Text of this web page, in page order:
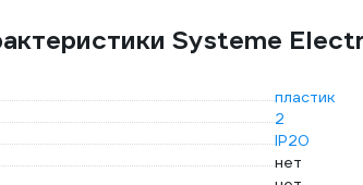
Systeme
пластик
2
IP20
нет